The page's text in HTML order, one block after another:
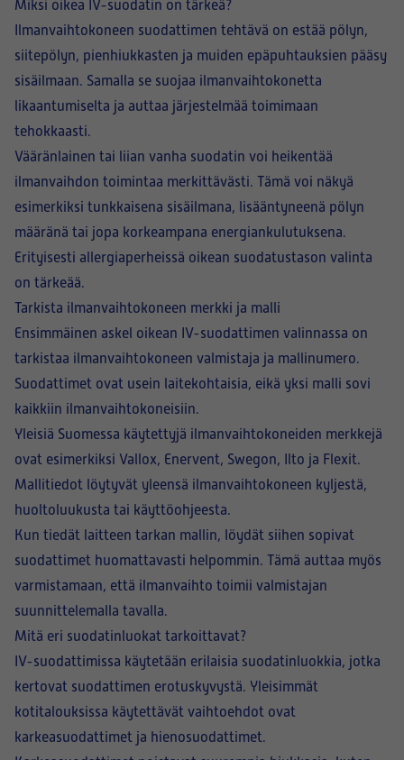
Miksi oikea IV-suodatin on tärkeä?
Ilmanvaihtokoneen suodattimen tehtävä on estää pölyn,
siitepölyn, pienhiukkasten ja muiden epäpuhtauksien pääsy
sisäilmaan. Samalla se suojaa ilmanvaihtokonetta
likaantumiselta ja auttaa järjestelmää toimimaan
tehokkaasti.
Vääränlainen tai liian vanha suodatin voi heikentää
ilmanvaihdon toimintaa merkittävästi. Tämä voi näkyä
esimerkiksi tunkkaisena sisäilmana, lisääntyneenä pölyn
määränä tai jopa korkeampana energiankulutuksena.
Erityisesti allergiaperheissä oikean suodatustason valinta
on tärkeää.
Tarkista ilmanvaihtokoneen merkki ja malli
Ensimmäinen askel oikean IV-suodattimen valinnassa on
tarkistaa ilmanvaihtokoneen valmistaja ja mallinumero.
Suodattimet ovat usein laitekohtaisia, eikä yksi malli sovi
kaikkiin ilmanvaihtokoneisiin.
Yleisiä Suomessa käytettyjä ilmanvaihtokoneiden merkkejä
ovat esimerkiksi Vallox, Enervent, Swegon, Ilto ja Flexit.
Mallitiedot löytyvät yleensä ilmanvaihtokoneen kyljestä,
huoltoluukusta tai käyttöohjeesta.
Kun tiedät laitteen tarkan mallin, löydät siihen sopivat
suodattimet huomattavasti helpommin. Tämä auttaa myös
varmistamaan, että ilmanvaihto toimii valmistajan
suunnittelemalla tavalla.
Mitä eri suodatinluokat tarkoittavat?
IV-suodattimissa käytetään erilaisia suodatinluokkia, jotka
kertovat suodattimen erotuskyvystä. Yleisimmät
kotitalouksissa käytettävät vaihtoehdot ovat
karkeasuodattimet ja hienosuodattimet.